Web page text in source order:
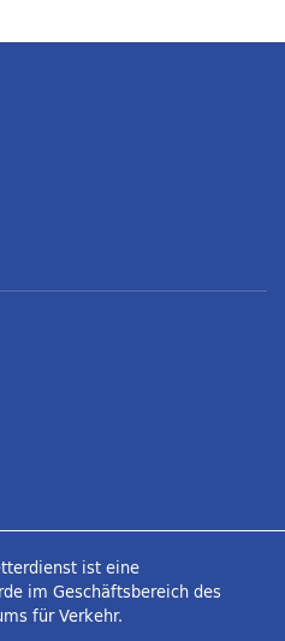
ist eine
im Geschäftsbereich des
für Verkehr.